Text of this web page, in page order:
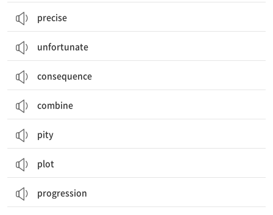
precise
unfortunate
consequence
combine
pity
plot
progression